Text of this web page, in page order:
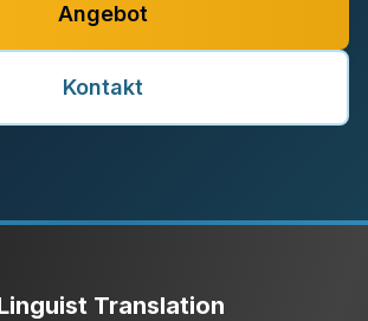
Angebot
Kontakt
Translation